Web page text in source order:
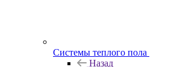
Системы теплого пола
Назад